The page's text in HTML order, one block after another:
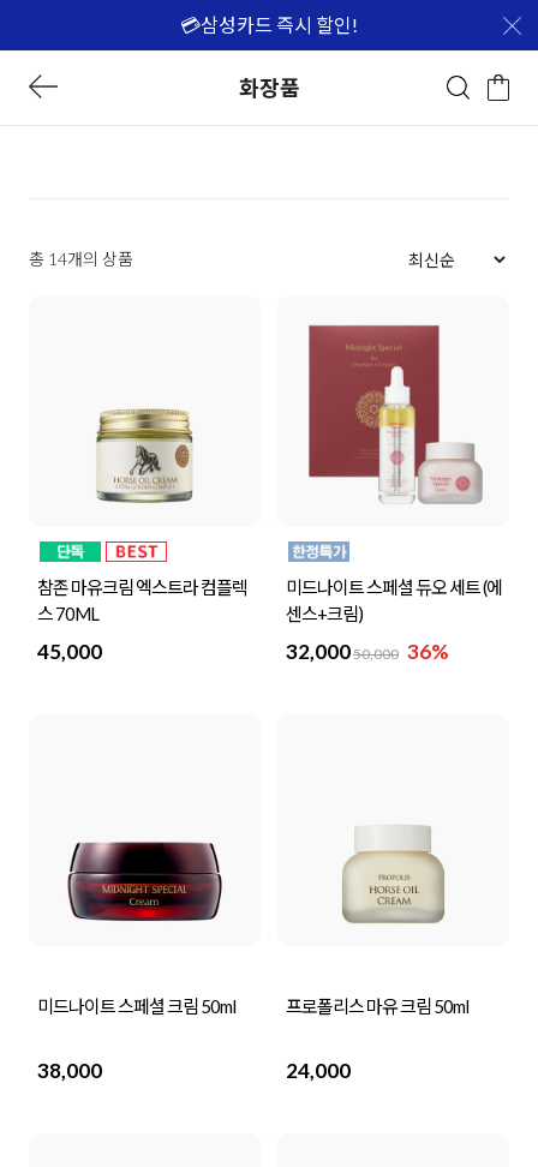
💳삼성카드 즉시 할인!
화장품
총 14개의 상품
참존 마유크림 엑스트라 컴플렉
스 70ML
45,000
미드나이트 스페셜 듀오 세트 (에
센스+크림)
32,00050,000 36%
미드나이트 스페셜 크림 50ml
38,000
프로폴리스 마유 크림 50ml
24,000